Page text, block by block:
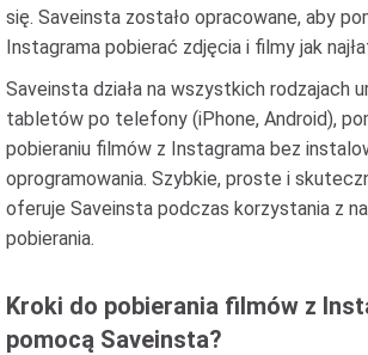
się. Saveinsta zostało opracowane, aby
Instagrama pobierać zdjęcia i filmy jak
Saveinsta działa na wszystkich rodzajach
tabletów po telefony (iPhone, Android),
pobieraniu filmów z Instagrama bez
oprogramowania. Szybkie, proste i
oferuje Saveinsta podczas korzystania z
pobierania.
Kroki do pobierania filmów z
pomocą Saveinsta?